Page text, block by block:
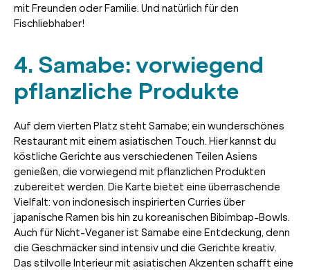
mit Freunden oder Familie. Und natürlich für den
Fischliebhaber!
4. Samabe: vorwiegend
pflanzliche Produkte
Auf dem vierten Platz steht Samabe; ein wunderschönes
Restaurant mit einem asiatischen Touch. Hier kannst du
köstliche Gerichte aus verschiedenen Teilen Asiens
genießen, die vorwiegend mit pflanzlichen Produkten
zubereitet werden. Die Karte bietet eine überraschende
Vielfalt: von indonesisch inspirierten Curries über
japanische Ramen bis hin zu koreanischen Bibimbap-Bowls.
Auch für Nicht-Veganer ist Samabe eine Entdeckung, denn
die Geschmäcker sind intensiv und die Gerichte kreativ.
Das stilvolle Interieur mit asiatischen Akzenten schafft eine